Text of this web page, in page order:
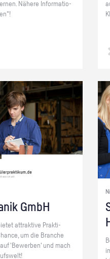
Nä­he­re In­for­ma­tio­
GmbH
at­trak­ti­ve Prak­ti­
um die Bran­che
'Be­wer­ben' und mach